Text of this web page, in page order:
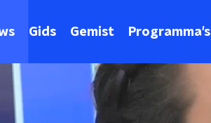
Gids Gemist Programma's